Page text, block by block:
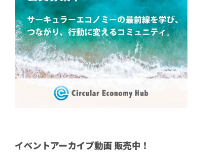
イベントアーカイブ動画 販売中！